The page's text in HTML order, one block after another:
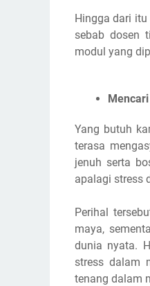
Hingga dari
sebab dosen
modul yang
Yang butuh
terasa
jenuh serta
apalagi stress
Perihal
maya,
dunia nyata.
stress dalam
tenang dalam